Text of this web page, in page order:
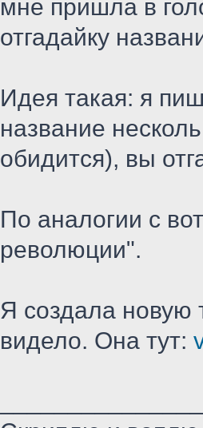
мне пришла в
отгадайку
Идея такая: я
название
обидится), вы
По аналогии с
революции".
Я создала новую
видело. Она тут: